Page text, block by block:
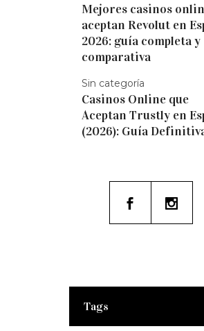
Mejores casinos
aceptan Revolut en
2026: guía completa y
comparativa
Sin categoría
Casinos Online que
Aceptan Trustly en
(2026): Guía
Tags